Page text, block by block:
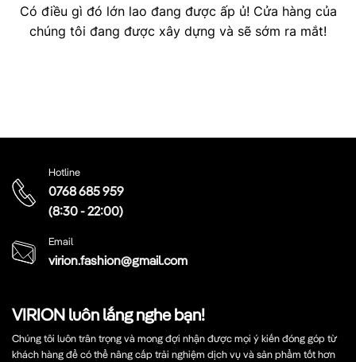
Có điều gì đó lớn lao đang được ấp ủ! Cửa hàng của
chúng tôi đang được xây dựng và sẽ sớm ra mắt!
VIRION luôn lắng nghe bạn!
Chúng tôi luôn trân trọng và mong đợi nhận được mọi ý kiến đóng góp từ
khách hàng để có thể nâng cấp trải nghiệm dịch vụ và sản phẩm tốt hơn
Hotline
0768 685 959
(8:30 - 22:00)
Email
virion.fashion@gmail.com